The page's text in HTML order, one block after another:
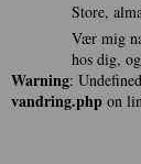
Store,
Vær mig
hos dig,
Warning:
vandring.php on